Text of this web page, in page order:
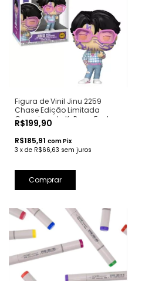
Figura de Vinil Jinu 2259
Chase Edição Limitada
Guerreiras do K-Pop - Funko
Pop!
R$199,90
R$185,91 comPix
3 x de R$66,63 sem juros